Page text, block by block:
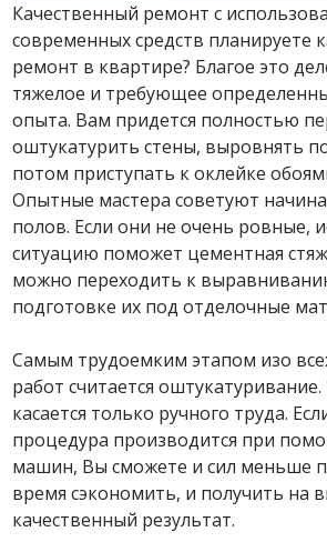
Качественный ремонт с
современных средств планируете
ремонт в квартире? Благое это
тяжелое и требующее
опыта. Вам придется полностью
оштукатурить стены, выровнять
потом приступать к оклейке
Опытные мастера советуют
полов. Если они не очень ровные,
ситуацию поможет цементная
можно переходить к
подготовке их под отделочные
Самым трудоемким этапом изо
работ считается
касается только ручного труда.
процедура производится при
машин, Вы сможете и сил меньше
время сэкономить, и получить на
качественный результат.